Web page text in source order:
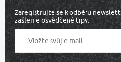
Zaregistrujte se k odběru
zašleme osvědčené tipy.